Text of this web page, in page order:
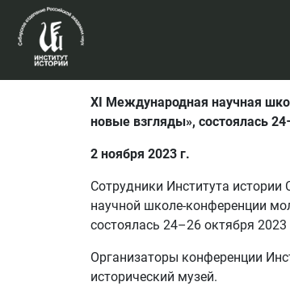
XI Международная научная
новые взгляды», состоялась
2 ноября 2023 г.
Сотрудники Института
научной школе‑конференции
состоялась 24–26 октября
Организаторы конференции
исторический музей.